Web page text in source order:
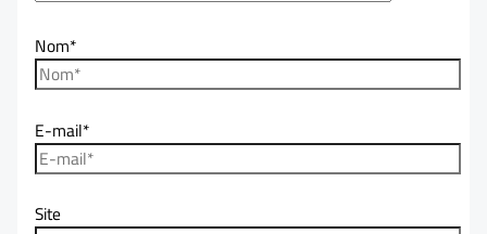
Nom*
E-mail*
Site